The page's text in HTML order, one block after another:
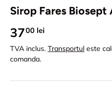
Sirop Fares Biosept
3700 lei
TVA inclus. Transportul este
comanda.